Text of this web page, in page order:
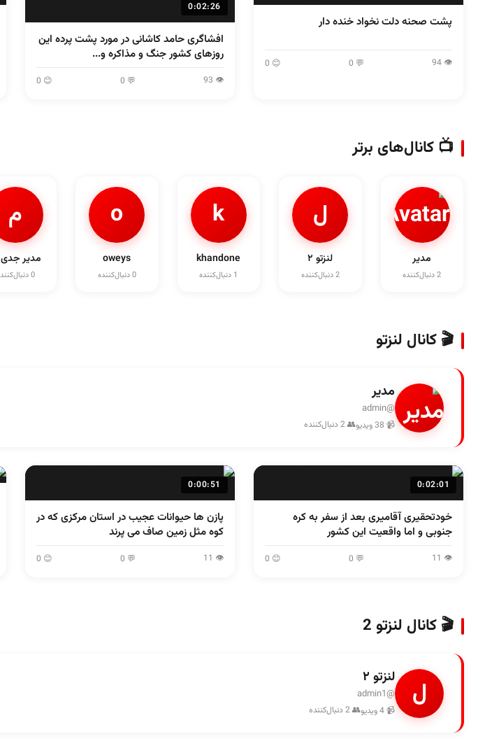
پشت صحنه دلت نخواد خنده دار
👁 94
💬 0
😊 0
0:02:26
افشاگری حامد کاشانی در مورد پشت پرده این
روزهای کشور جنگ و مذاکره و...
👁 93
💬 0
😊 0
📺 کانال‌های برتر
مدیر
2 دنبال‌کننده
ل
لنزتو ۲
2 دنبال‌کننده
k
khandone
1 دنبال‌کننده
o
oweys
0 دنبال‌کننده
م
مدیر جدی1د
0 دنبال‌کننده
🎬 کانال لنزتو
مدیر
@admin
📹 38 ویدیو 👥 2 دنبال‌کننده
0:02:01
خودتحقیری آقامیری بعد از سفر به کره
جنوبی و اما واقعیت این کشور
👁 11
💬 0
😊 0
0:00:51
پازن ها حیوانات عجیب در استان مرکزی که در
کوه مثل زمین صاف می پرند
👁 11
💬 0
😊 0
🎬 کانال لنزتو 2
ل لنزتو ۲
@admin1
📹 4 ویدیو 👥 2 دنبال‌کننده